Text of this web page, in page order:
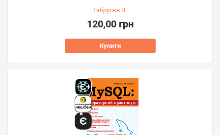
Габрусєв В.
120,00 грн
Купити